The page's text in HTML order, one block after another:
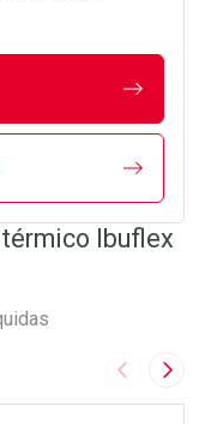
Ibuflex
Imagem